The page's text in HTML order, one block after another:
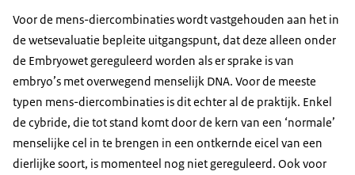
Voor de mens-diercombinaties wordt vastgehouden aan het in
de wetsevaluatie bepleite uitgangspunt, dat deze alleen onder
de Embryowet gereguleerd worden als er sprake is van
embryo’s met overwegend menselijk DNA. Voor de meeste
typen mens-diercombinaties is dit echter al de praktijk. Enkel
de cybride, die tot stand komt door de kern van een ‘normale’
menselijke cel in te brengen in een ontkernde eicel van een
dierlijke soort, is momenteel nog niet gereguleerd. Ook voor